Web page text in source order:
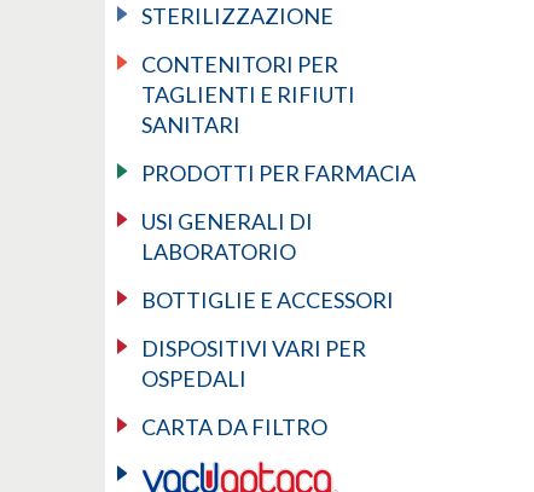
STERILIZZAZIONE
CONTENITORI PER
TAGLIENTI E RIFIUTI
SANITARI
PRODOTTI PER FARMACIA
USI GENERALI DI
LABORATORIO
BOTTIGLIE E ACCESSORI
DISPOSITIVI VARI PER
OSPEDALI
CARTA DA FILTRO